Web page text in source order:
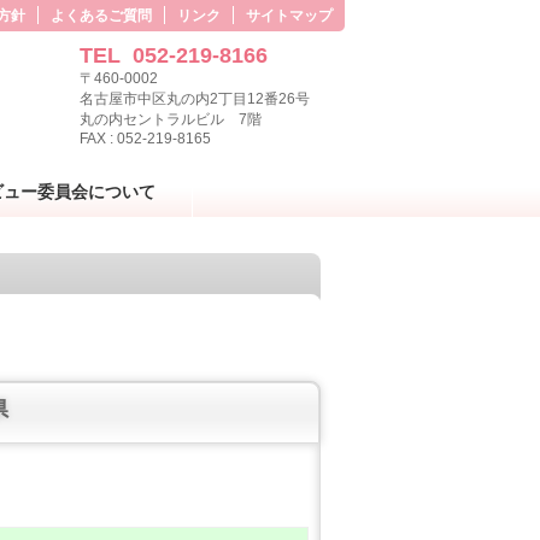
サイトマップ
リンク
よくあるご質問
針
TEL 052-219-8166
〒460-0002
名古屋市中区丸の内2丁目12番26号
丸の内セントラルビル 7階
FAX : 052-219-8165
ー委員会について